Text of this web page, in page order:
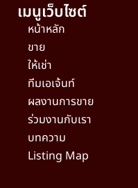
เมนูเว็บไซต์
หน้าหลัก
ขาย
ให้เช่า
ทีมเอเจ้นท์
ผลงานการขาย
ร่วมงานกับเรา
บทความ
Listing Map